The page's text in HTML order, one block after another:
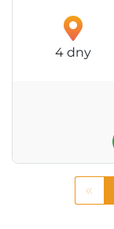
4 dny
«